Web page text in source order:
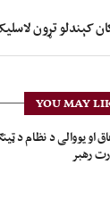
کېندلو تړون
YOU MAY
او یووالی د نظام د
رهبر